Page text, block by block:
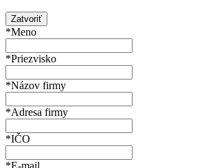
Zatvoriť
*Meno
*Priezvisko
*Názov firmy
*Adresa firmy
*IČO
*E-mail